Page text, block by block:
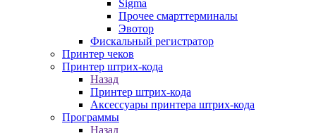
Sigma
Прочее смарттерминалы
Эвотор
Фискальный регистратор
Принтер чеков
Принтер штрих-кода
Назад
Принтер штрих-кода
Аксессуары принтера штрих-кода
Программы
Назад